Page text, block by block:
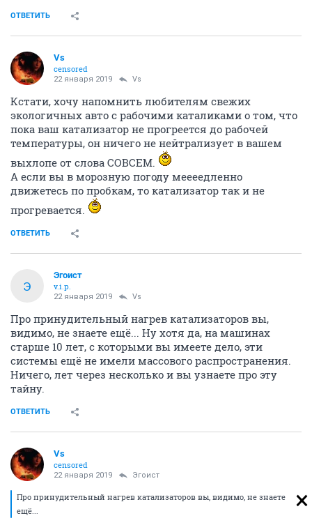
ОТВЕТИТЬ
Vs
censored
22 января 2019 Vs
Кстати, хочу напомнить любителям свежих
экологичных авто с рабочими каталиками о том, что
пока ваш катализатор не прогреется до рабочей
температуры, он ничего не нейтрализует в вашем
выхлопе от слова СОВСЕМ.
А если вы в морозную погоду меееедленно
движетесь по пробкам, то катализатор так и не
прогревается.
ОТВЕТИТЬ
Э
Эгоист
v.i.p.
22 января 2019 Vs
Про принудительный нагрев катализаторов вы,
видимо, не знаете ещё... Ну хотя да, на машинах
старше 10 лет, с которыми вы имеете дело, эти
системы ещё не имели массового распространения.
Ничего, лет через несколько и вы узнаете про эту
тайну.
ОТВЕТИТЬ
Vs
censored
22 января 2019 Эгоист
Про принудительный нагрев катализаторов вы, видимо, не знаете
ещё...